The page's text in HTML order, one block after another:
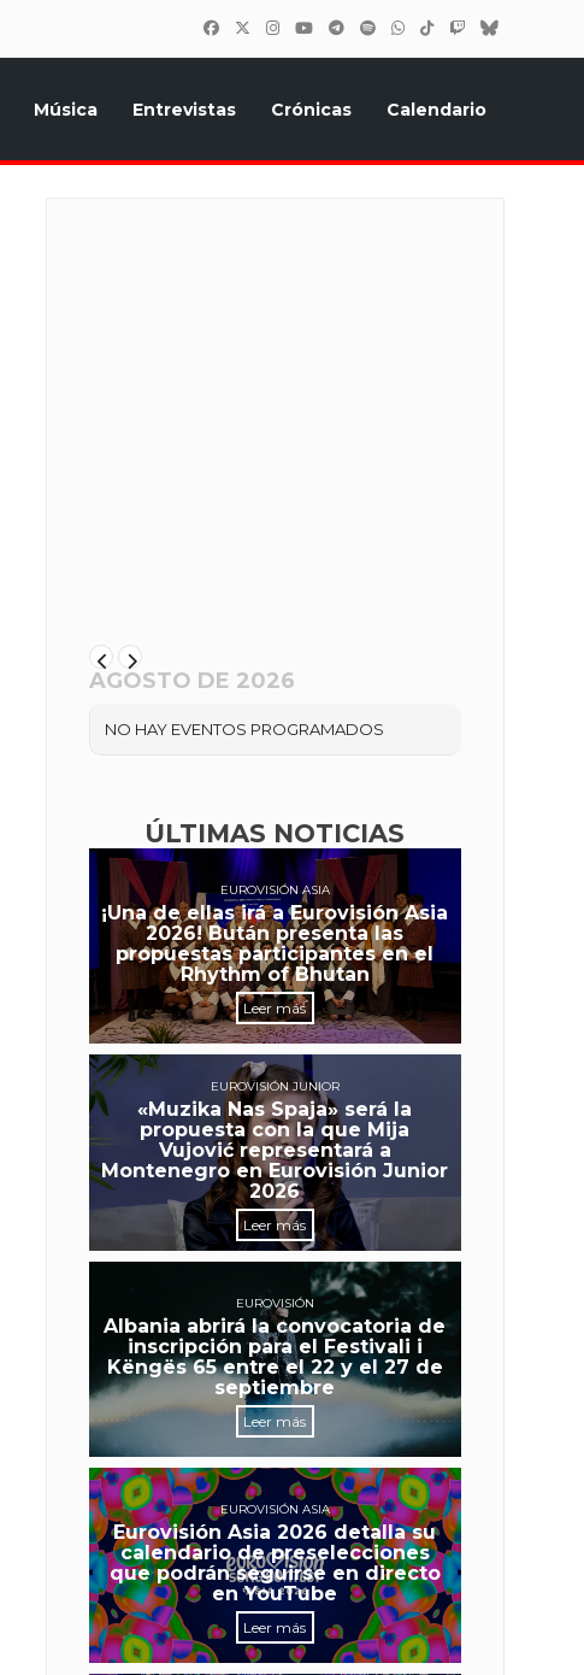
Música Entrevistas Crónicas Calendario
AGOSTO DE 2026
NO HAY EVENTOS PROGRAMADOS
ÚLTIMAS NOTICIAS
EUROVISIÓN ASIA
¡Una de ellas irá a Eurovisión Asia
2026! Bután presenta las
propuestas participantes en el
Rhythm of Bhutan
Leer más
EUROVISIÓN JUNIOR
«Muzika Nas Spaja» será la
propuesta con la que Mija
Vujović representará a
Montenegro en Eurovisión Junior
2026
Leer más
EUROVISIÓN
Albania abrirá la convocatoria de
inscripción para el Festivali i
Këngës 65 entre el 22 y el 27 de
septiembre
Leer más
EUROVISIÓN ASIA
Eurovisión Asia 2026 detalla su
calendario de preselecciones
que podrán seguirse en directo
en YouTube
Leer más